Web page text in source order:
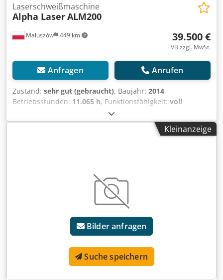
Małuszów 449 km
Laserschweißmaschine
Alpha LaserALM200
39.500 €
VB zzgl. MwSt.
Anfragen Anrufen
Zustand: sehr gut (gebraucht), Baujahr: 2014,
Betriebsstunden: 11.065 h, Funktionsfähigkeit: voll
, Maschinen-/Fahrzeugnummer:
03.14, Die Laser-Schweißmaschine ALPHA LASER ALM 200
wurde 2014 in Deutschland von der Firma Alpha Laser
was die Reparatur und Modifikation verschiedenster
Komponenten von Stanzwerkzeugen, Matrizen,
Spritzgussformen, Werkzeugen und Maschinenteilen an
jedem gewünschten Ort ermöglicht. Das Schweißen erfolgt
im halbautomatischen Modus. Das mobile
Laserschweißsystem verfügt über einen schmalen
Laserkopf, der den Zugang zum Inneren des zu
schweißenden Elements erlaubt. Gesteuert wird die
Maschine über Computer, Joystick und Fußschalter. Die
Maschine befindet sich sowohl technisch als auch optisch
Kleinanzeige
Bilder anfragen
Suche speichern